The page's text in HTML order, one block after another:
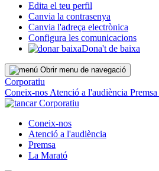
Edita el teu perfil
Canvia la contrasenya
Canvia l'adreça electrònica
Configura les comunicacions
Dona't de baixa
Obrir menu de navegació
Corporatiu
Coneix-nos Atenció a l'audiència Premsa
Corporatiu
Coneix-nos
Atenció a l'audiència
Premsa
La Marató